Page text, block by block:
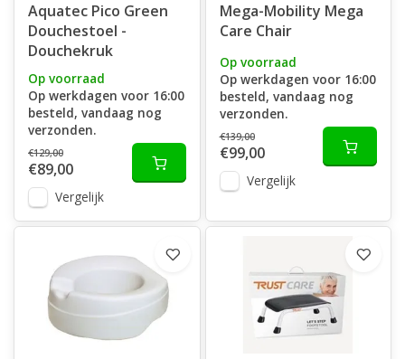
Aquatec Pico Green
Douchestoel -
Douchekruk
Op voorraad
Op werkdagen voor 16:00
besteld, vandaag nog
verzonden.
€129,00
€89,00
Vergelijk
Mega-Mobility Mega
Care Chair
Op voorraad
Op werkdagen voor 16:00
besteld, vandaag nog
verzonden.
€139,00
€99,00
Vergelijk